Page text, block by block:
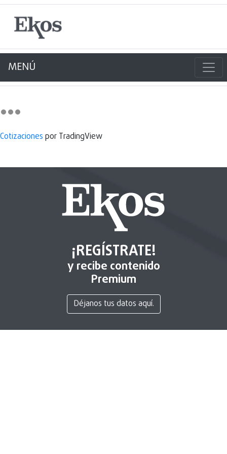
MENÚ
Cotizaciones por TradingView
¡REGÍSTRATE!
y recibe contenido
Premium
Déjanos tus datos aquí.